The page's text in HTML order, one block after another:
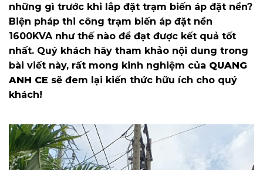
những gì trước khi lắp đặt trạm biến áp đặt nền?
Biện pháp thi công trạm biến áp đặt nền
1600KVA như thế nào để đạt được kết quả tốt
nhất. Quý khách hãy tham khảo nội dung trong
bài viết này, rất mong kinh nghiệm của QUANG
ANH CE sẽ đem lại kiến thức hữu ích cho quý
khách!
Trạm biến áp đặt nền 1600KVA, là một trong những